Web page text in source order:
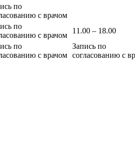
по
с врачом
по
с врачом
11.00 – 18.00
по
с врачом
Запись по
согласованию с